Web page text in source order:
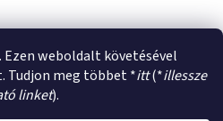
weboldalt követésével
Tudjon meg többet *itt(*illessze
linket).